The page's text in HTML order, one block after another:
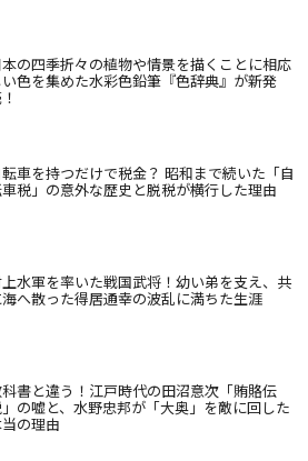
本の四季折々の植物や情景を描くことに相応
い色を集めた水彩色鉛筆『色辞典』が新発
車を持つだけで税金？ 昭和まで続いた「自
税」の意外な歴史と脱税が横行した理由
水軍を率いた戦国武将！幼い弟を支え、共
海へ散った得居通幸の波乱に満ちた生涯
書と違う！江戸時代の田沼意次「賄賂伝
の嘘と、水野忠邦が「大奥」を敵に回した
の理由